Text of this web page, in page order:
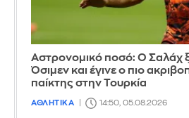
Αστρονομικό ποσό: Ο Σαλάχ
Όσιμεν και έγινε ο πιο
παίκτης στην Τουρκία
ΑΘΛΗΤΙΚΑ 14:50, 05.08.2026